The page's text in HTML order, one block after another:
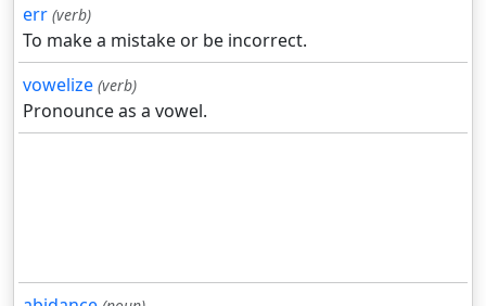
err (verb)
To make a mistake or be incorrect.
vowelize (verb)
Pronounce as a vowel.